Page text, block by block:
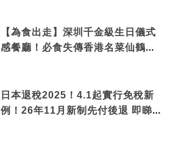
【為食出走】深圳千金級生日儀式
感餐廳！必食失傳香港名菜仙鶴神
日本退稅2025！4.1起實行免稅新
例！26年11月新制先付後退 即睇步